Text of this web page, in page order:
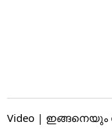
Video | ഇങ്ങനെയും